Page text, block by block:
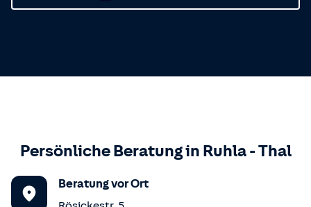
Persönliche Beratung in Ruhla -Thal
Beratung vor Ort